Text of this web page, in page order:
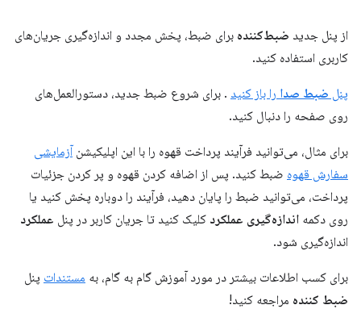
از پنل جدید ضبط‌کننده برای ضبط، پخش مجدد و اندازه‌گیری جریان‌های
کاربری استفاده کنید.
پنل ضبط صدا را باز کنید . برای شروع ضبط جدید، دستورالعمل‌های
روی صفحه را دنبال کنید.
برای مثال، می‌توانید فرآیند پرداخت قهوه را با این اپلیکیشن آزمایشی
سفارش قهوه ضبط کنید. پس از اضافه کردن قهوه و پر کردن جزئیات
پرداخت، می‌توانید ضبط را پایان دهید، فرآیند را دوباره پخش کنید یا
روی دکمه اندازه‌گیری عملکرد کلیک کنید تا جریان کاربر در پنل عملکرد
اندازه‌گیری شود.
برای کسب اطلاعات بیشتر در مورد آموزش گام به گام، به مستندات پنل
ضبط کننده مراجعه کنید!